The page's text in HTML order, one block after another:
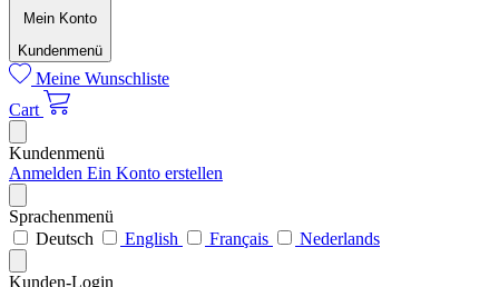
Mein Konto
Kundenmenü
Meine Wunschliste
Cart
Kundenmenü
Anmelden Ein Konto erstellen
Sprachenmenü
Deutsch
English Français Nederlands
Kunden-Login